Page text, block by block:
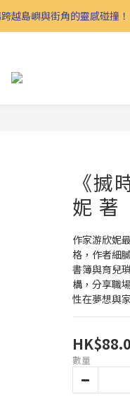
越島嶼與街角的靈感碰撞！
《搣
妮 著
作家游欣妮
格，作者細
書簿與育兒
構，分享職
性在夢想與
數量